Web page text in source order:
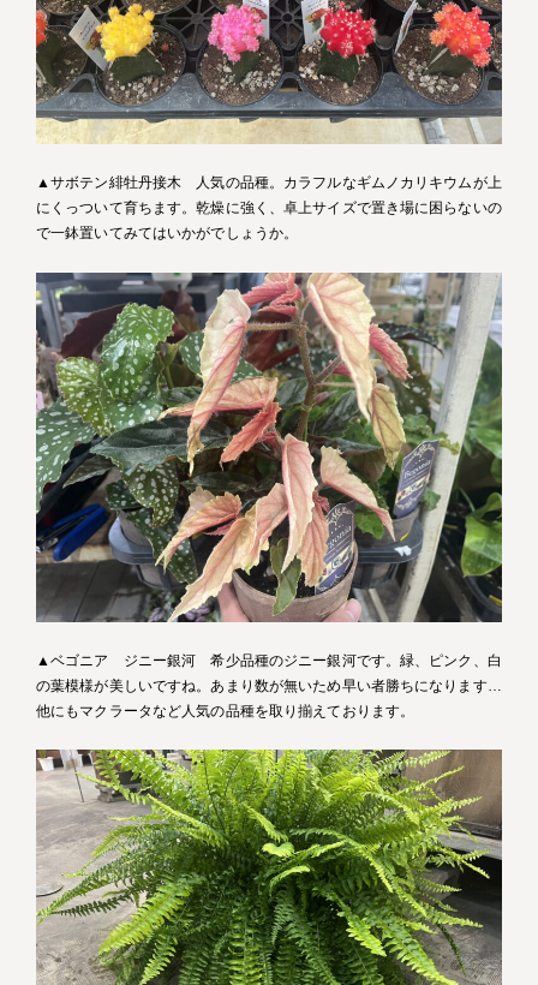
▲サボテン緋牡丹接木 人気の品種。カラフルなギムノカリキウムが上
にくっついて育ちます。乾燥に強く、卓上サイズで置き場に困らないの
で一鉢置いてみてはいかがでしょうか。
▲ベゴニア ジニー銀河 希少品種のジニー銀河です。緑、ピンク、白
の葉模様が美しいですね。あまり数が無いため早い者勝ちになります…
他にもマクラータなど人気の品種を取り揃えております。